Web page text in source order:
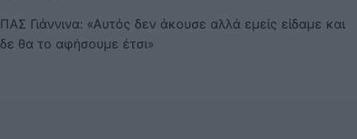
ΠΑΣ Γιάννινα: «Αυτός δεν άκουσε αλλά εμείς είδαμε και
δε θα το αφήσουμε έτσι»